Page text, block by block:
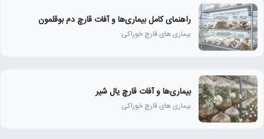
راهنمای کامل بیماری‌ها و آفات قارچ دم بوقلمون
بیماری های قارچ خوراکی
بیماری‌ها و آفات قارچ یال شیر
بیماری های قارچ خوراکی